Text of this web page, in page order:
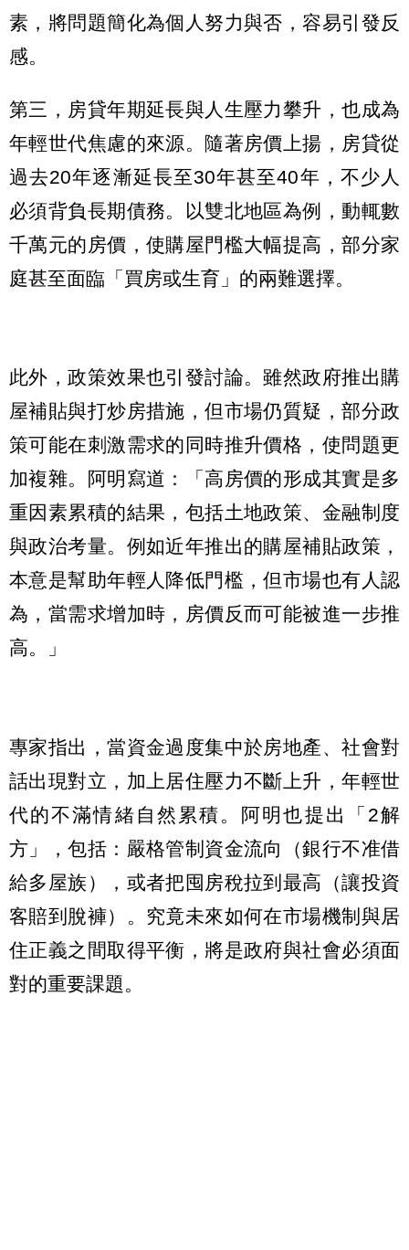
素，將問題簡化為個人努力與否，容易引發反
感。
第三，房貸年期延長與人生壓力攀升，也成為
年輕世代焦慮的來源。隨著房價上揚，房貸從
過去20年逐漸延長至30年甚至40年，不少人
必須背負長期債務。以雙北地區為例，動輒數
千萬元的房價，使購屋門檻大幅提高，部分家
庭甚至面臨「買房或生育」的兩難選擇。
此外，政策效果也引發討論。雖然政府推出購
屋補貼與打炒房措施，但市場仍質疑，部分政
策可能在刺激需求的同時推升價格，使問題更
加複雜。阿明寫道：「高房價的形成其實是多
重因素累積的結果，包括土地政策、金融制度
與政治考量。例如近年推出的購屋補貼政策，
本意是幫助年輕人降低門檻，但市場也有人認
為，當需求增加時，房價反而可能被進一步推
高。」
專家指出，當資金過度集中於房地產、社會對
話出現對立，加上居住壓力不斷上升，年輕世
代的不滿情緒自然累積。阿明也提出「2解
方」，包括：嚴格管制資金流向（銀行不准借
給多屋族），或者把囤房稅拉到最高（讓投資
客賠到脫褲）。究竟未來如何在市場機制與居
住正義之間取得平衡，將是政府與社會必須面
對的重要課題。